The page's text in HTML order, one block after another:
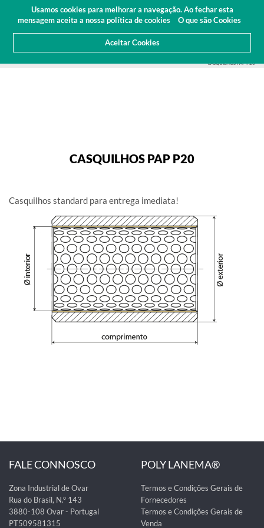
Usamos cookies para melhorar a navegação. Ao fechar esta
mensagem aceita a nossa política de cookies
O que são Cookies
Aceitar Cookies
Área Cliente
Orçamento(0)
CASQUILHOS PAP P20
CASQUILHOS PAP P20
Casquilhos standard para entrega imediata!
FALE CONNOSCO
Zona Industrial de Ovar
Rua do Brasil, N.º 143
3880-108 Ovar - Portugal
PT509581315
POLY LANEMA®
Termos e Condições Gerais de
Fornecedores
Termos e Condições Gerais de
Venda